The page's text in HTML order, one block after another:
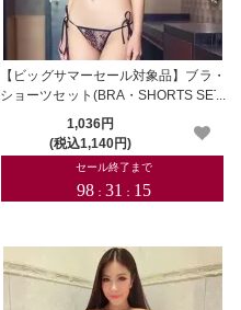
【ビッグサマーセール対象品】ブラ・
ショーツセット(BRA・SHORTS SET)
1,036円
(税込1,140円)